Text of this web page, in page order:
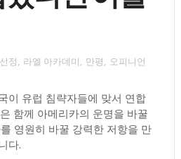
정, 라엘 아카데미, 만평, 오피니언
이 유럽 침략자들에 맞서 연합
함께 아메리카의 운명을 바꿀
영원히 바꿀 강력한 저항을 만
다.